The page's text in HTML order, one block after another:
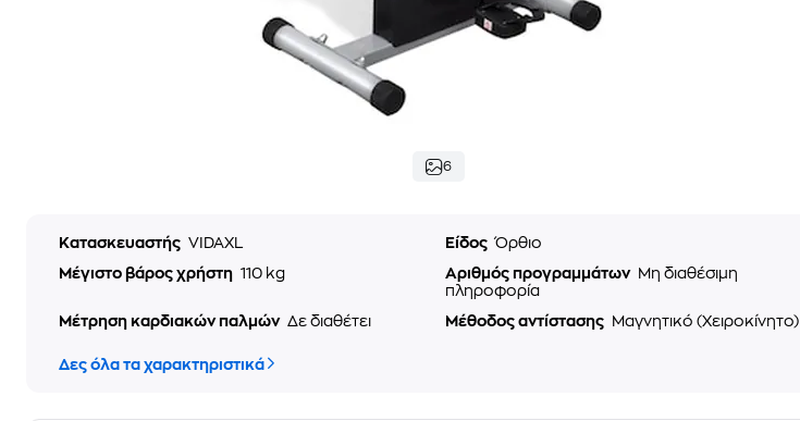
6
Κατασκευαστής VIDAXL Είδος Όρθιο
Μέγιστο βάρος χρήστη 110 kg Αριθμός προγραμμάτων Μη διαθέσιμη
πληροφορία
Μέτρηση καρδιακών παλμών Δε διαθέτει Μέθοδος αντίστασης Μαγνητικό (Χειροκίνητο)
Δες όλα τα χαρακτηριστικά